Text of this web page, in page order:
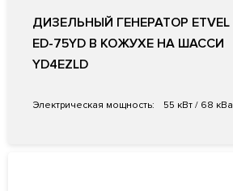
ДИЗЕЛЬНЫЙ ГЕНЕРАТОР ETVEL
ED-75YD В КОЖУХЕ НА ШАССИ
YD4EZLD
Электрическая мощность: 55 кВт / 68 кВа